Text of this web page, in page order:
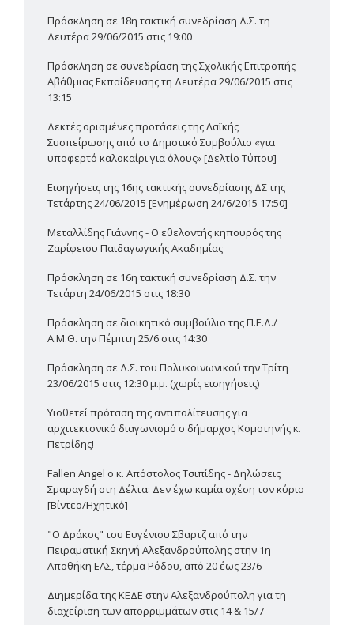
Πρόσκληση σε 18η τακτική συνεδρίαση Δ.Σ. τη
Δευτέρα 29/06/2015 στις 19:00
Πρόσκληση σε συνεδρίαση της Σχολικής Επιτροπής
Α΄βάθμιας Εκπαίδευσης τη Δευτέρα 29/06/2015 στις
13:15
Δεκτές ορισμένες προτάσεις της Λαϊκής
Συσπείρωσης από το Δημοτικό Συμβούλιο «για
υποφερτό καλοκαίρι για όλους» [Δελτίο Τύπου]
Εισηγήσεις της 16ης τακτικής συνεδρίασης ΔΣ της
Τετάρτης 24/06/2015 [Ενημέρωση 24/6/2015 17:50]
Μεταλλίδης Γιάννης - Ο εθελοντής κηπουρός της
Ζαρίφειου Παιδαγωγικής Ακαδημίας
Πρόσκληση σε 16η τακτική συνεδρίαση Δ.Σ. την
Τετάρτη 24/06/2015 στις 18:30
Πρόσκληση σε διοικητικό συμβούλιο της Π.Ε.Δ./
Α.Μ.Θ. την Πέμπτη 25/6 στις 14:30
Πρόσκληση σε Δ.Σ. του Πολυκοινωνικού την Τρίτη
23/06/2015 στις 12:30 μ.μ. (χωρίς εισηγήσεις)
Υιοθετεί πρόταση της αντιπολίτευσης για
αρχιτεκτονικό διαγωνισμό ο δήμαρχος Κομοτηνής κ.
Πετρίδης!
Fallen Angel ο κ. Απόστολος Τσιπίδης - Δηλώσεις
Σμαραγδή στη Δέλτα: Δεν έχω καμία σχέση τον κύριο
[Βίντεο/Ηχητικό]
"Ο Δράκος" του Ευγένιου Σβαρτζ από την
Πειραματική Σκηνή Αλεξανδρούπολης στην 1η
Αποθήκη ΕΑΣ, τέρμα Ρόδου, από 20 έως 23/6
Διημερίδα της ΚΕΔΕ στην Αλεξανδρούπολη για τη
διαχείριση των απορριμμάτων στις 14 & 15/7